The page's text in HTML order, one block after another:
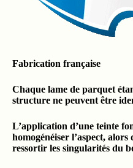
Fabrication française
Chaque lame de parquet
structure ne peuvent être
L’application d’une teinte
homogénéiser l’aspect,
ressortir les singularités du